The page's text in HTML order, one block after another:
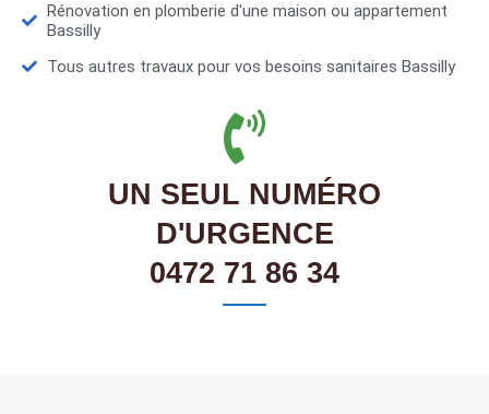
Rénovation en plomberie d'une maison ou appartement
Bassilly
Tous autres travaux pour vos besoins sanitaires Bassilly
UN SEUL NUMÉRO
D'URGENCE
0472 71 86 34